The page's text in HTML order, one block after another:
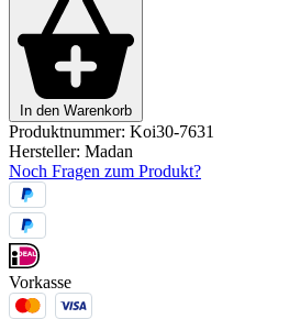
In den Warenkorb
Produktnummer: Koi30-7631
Hersteller: Madan
Noch Fragen zum Produkt?
Vorkasse